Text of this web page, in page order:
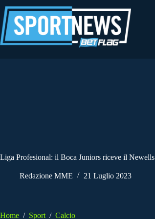
al
contenuto
Liga Profesional: il Boca Juniors riceve il Newells
Redazione MME 21 Luglio 2023
Home / Sport / Calcio